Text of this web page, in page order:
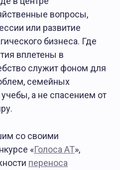
вопросы,
или развитие
бизнеса. Где
вплетены в
служит фоном для
семейных
а не спасением от
со своими
«Голоса АТ»,
переноса